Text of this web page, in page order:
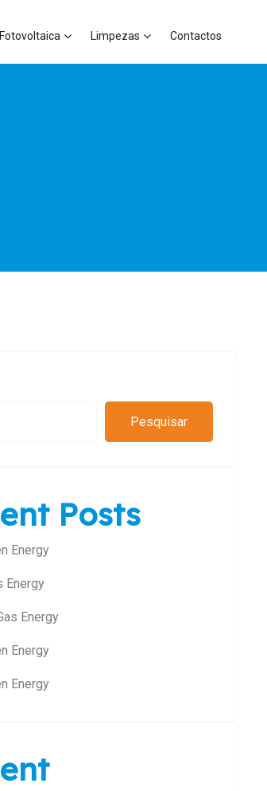
Limpezas Contactos
Pesquisar
Posts
Energy
Energy
Energy
Energy
Energy